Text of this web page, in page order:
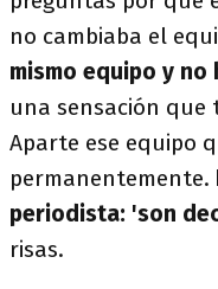
no cambiaba el
mismo equipo y no
una sensación que
Aparte ese equipo
permanentemente.
periodista: 'son
risas.